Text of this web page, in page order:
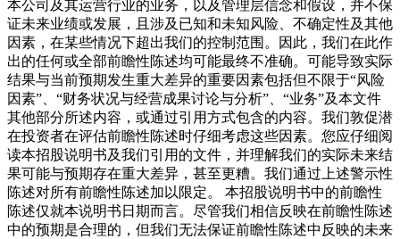
本公司及其运营行业的业务，以及管理层信念和假设，并不保
证未来业绩或发展，且涉及已知和未知风险、不确定性及其他
因素，在某些情况下超出我们的控制范围。因此，我们在此作
出的任何或全部前瞻性陈述均可能最终不准确。可能导致实际
结果与当前预期发生重大差异的重要因素包括但不限于“风险
因素”、“财务状况与经营成果讨论与分析”、“业务”及本文件
其他部分所述内容，或通过引用方式包含的内容。我们敦促潜
在投资者在评估前瞻性陈述时仔细考虑这些因素。您应仔细阅
读本招股说明书及我们引用的文件，并理解我们的实际未来结
果可能与预期存在重大差异，甚至更糟。我们通过上述警示性
陈述对所有前瞻性陈述加以限定。 本招股说明书中的前瞻性
陈述仅就本说明书日期而言。尽管我们相信反映在前瞻性陈述
中的预期是合理的，但我们无法保证前瞻性陈述中反映的未来